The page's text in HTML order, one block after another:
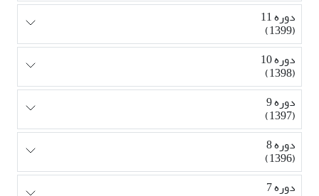
دوره 11
(1399)
دوره 10
(1398)
دوره 9
(1397)
دوره 8
(1396)
دوره 7